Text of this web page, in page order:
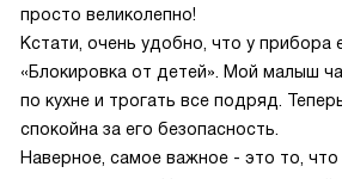
просто великолепно!
Кстати, очень удобно, что у прибора
«Блокировка от детей». Мой малыш
по кухне и трогать все подряд.
спокойна за его безопасность.
Наверное, самое важное - это то,